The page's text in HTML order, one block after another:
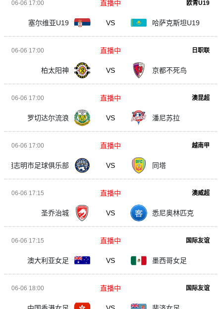
06-06 17:00 欧青U19
塞尔维亚U19 VS 哈萨克斯坦U19
直播中
06-06 17:00 日职联
柏太阳神 VS 京都不死鸟
直播中
06-06 17:00 澳昆超
罗切达尔流浪 VS 潘尼苏拉
直播中
06-06 17:00 越南甲
胡志明市足球俱乐部 VS 同塔
直播中
06-06 17:15 澳威超
圣乔治城 VS 悉尼奥林匹克
直播中
06-06 17:15 国际友谊
澳大利亚女足 VS 墨西哥女足
直播中
06-06 18:00 国际友谊
直播中